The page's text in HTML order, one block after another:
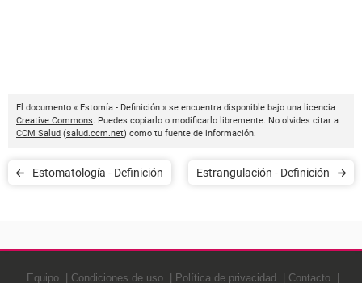
El documento « Estomía - Definición » se encuentra disponible bajo una licencia
Creative Commons. Puedes copiarlo o modificarlo libremente. No olvides citar a
CCM Salud (salud.ccm.net) como tu fuente de información.
Estomatología - Definición Estrangulación - Definición
Equipo Condiciones de uso Política de privacidad Contacto